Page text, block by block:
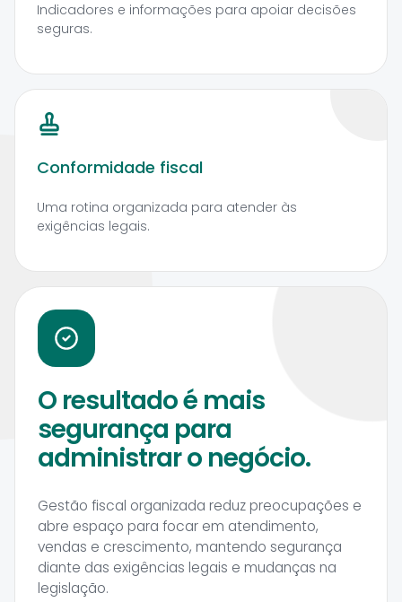
Indicadores e informações para apoiar decisões
seguras.
Conformidade fiscal
Uma rotina organizada para atender às
exigências legais.
O resultado é mais
segurança para
administrar o negócio.
Gestão fiscal organizada reduz preocupações e
abre espaço para focar em atendimento,
vendas e crescimento, mantendo segurança
diante das exigências legais e mudanças na
legislação.